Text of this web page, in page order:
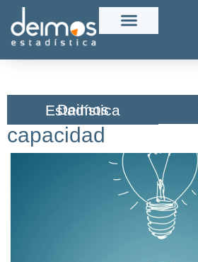
Deimos Estadística​
capacidad